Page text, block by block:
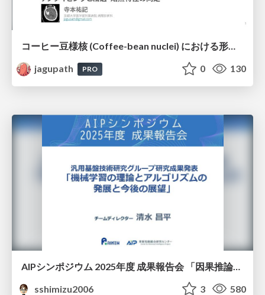
コーヒー豆様核 (Coffee-bean nuclei) における形態学的サブタイピングと精選・焙煎特性の同定
jagupath
PRO 0 130
AIPシンポジウム 2025年度 成果報告会 「因果推論チーム」
sshimizu2006
3 580